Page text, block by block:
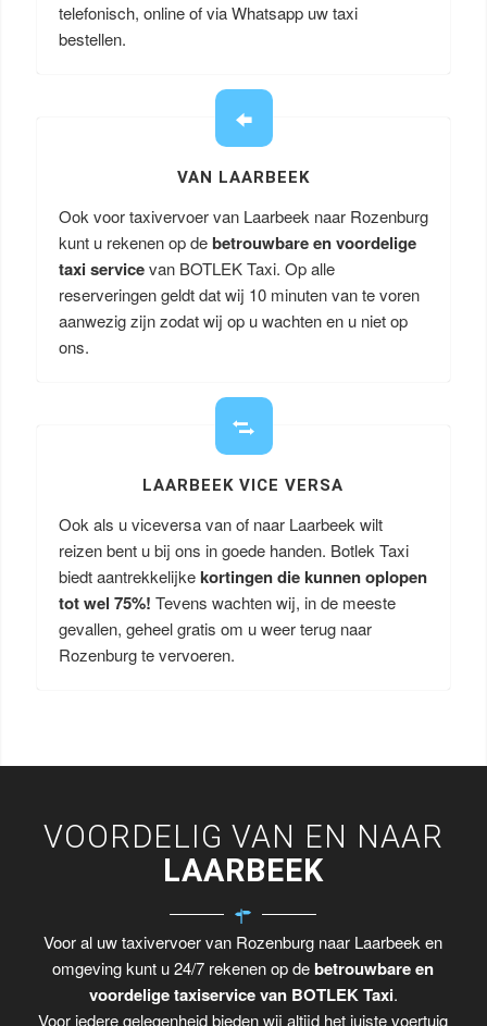
telefonisch, online of via Whatsapp uw taxi
bestellen.
VAN LAARBEEK
Ook voor taxivervoer van Laarbeek naar Rozenburg
kunt u rekenen op debetrouwbare en voordelige
taxi servicevan BOTLEK Taxi. Op alle
reserveringen geldt dat wij 10 minuten van te voren
aanwezig zijn zodat wij op u wachten en u niet op
ons.
LAARBEEK VICE VERSA
Ook als u viceversa van of naar Laarbeek wilt
reizen bent u bij ons in goede handen. Botlek Taxi
biedt aantrekkelijkekortingen die kunnen oplopen
tot wel 75%! Tevens wachten wij, in de meeste
gevallen, geheel gratis om u weer terug naar
Rozenburg te vervoeren.
VOORDELIG VAN EN NAAR
LAARBEEK
Voor al uw taxivervoer van Rozenburg naar Laarbeek en
omgeving kunt u 24/7 rekenen op debetrouwbare en
voordelige taxiservice van BOTLEK Taxi.
Voor iedere gelegenheid bieden wij altijd het juiste voertuig